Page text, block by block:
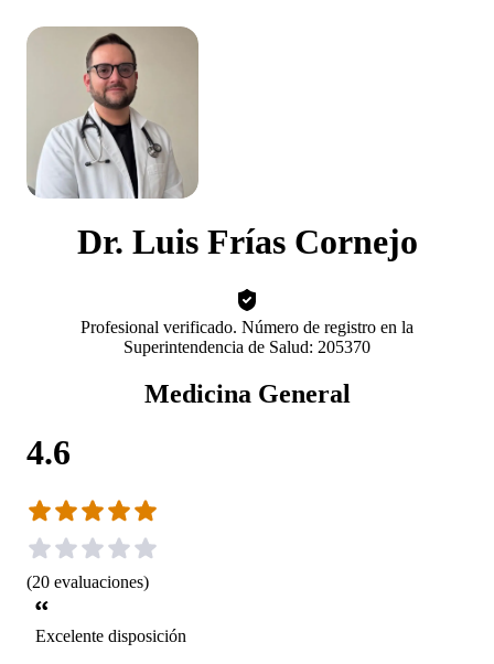
Dr. Luis Frías Cornejo
Profesional verificado. Número de registro en la
Superintendencia de Salud: 205370
Medicina General
4.6
(20 evaluaciones)
Excelente disposición